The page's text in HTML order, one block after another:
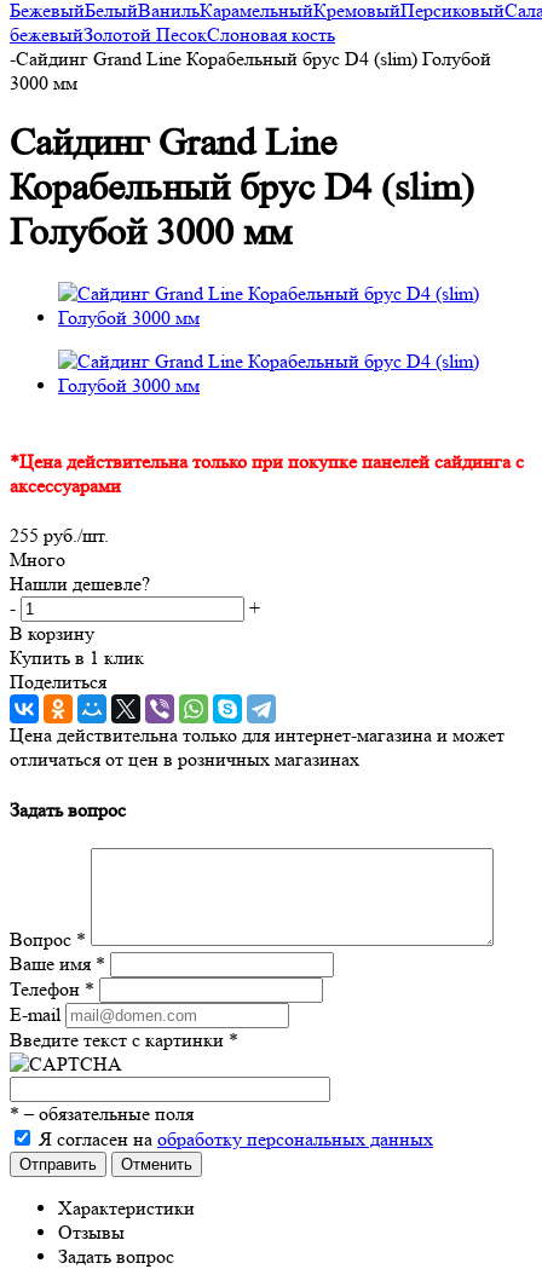
БежевыйБелыйВанильКарамельныйКремовыйПерсиковый
бежевыйЗолотой ПесокСлоновая кость
-Сайдинг Grand Line Корабельный брус D4 (slim) Голубой
3000 мм
Сайдинг Grand Line
Корабельный брус D4 (slim)
Голубой 3000 мм
*Цена действительна только при покупке панелей сайдинга с
аксессуарами
255 руб./шт.
Много
Нашли дешевле?
-
+
В корзину
Купить в 1 клик
Поделиться
Цена действительна только для интернет-магазина и может
отличаться от цен в розничных магазинах
Задать вопрос
Вопрос *
Ваше имя *
Телефон *
E-mail
Введите текст с картинки *
* – обязательные поля
Я согласен на обработку персональных данных
Отправить Отменить
Характеристики
Отзывы
Задать вопрос